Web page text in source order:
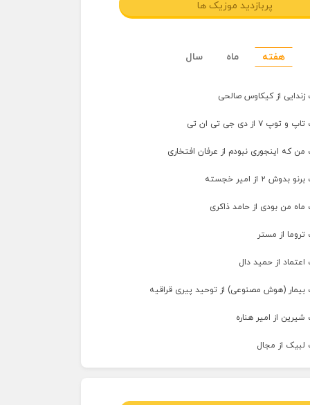
پربازدید موزیک ها
هفته ماه سال
زندایی از کیکاوس صالحی
۷ از دی جی تی ان تی
من که اینجوری نبودم از عرفان افتخاری
۲ از امیر خجسته
ماه من بودی از حامد ذاکری
تروما از مستر
اعتماد از حمید دال
بیمار (هوش مصنوعی) از توحید پیری قراقیه
شیرین از امیر هناره
لبیک از مجال